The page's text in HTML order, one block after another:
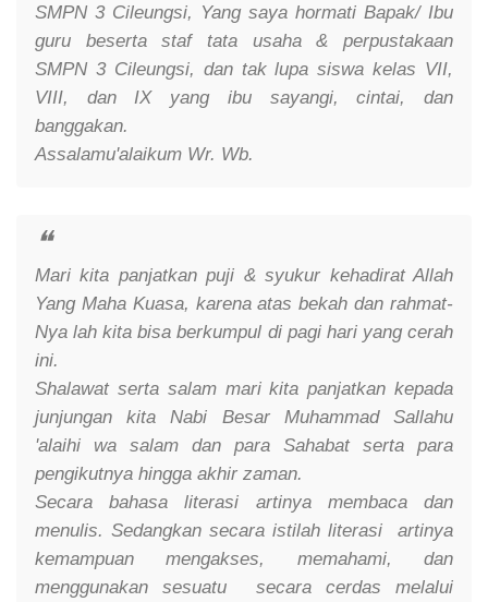
SMPN 3 Cileungsi, Yang saya hormati Bapak/ Ibu
guru beserta staf tata usaha & perpustakaan
SMPN 3 Cileungsi, dan tak lupa siswa kelas VII,
VIII, dan IX yang ibu sayangi, cintai, dan
banggakan.
Assalamu'alaikum Wr. Wb.
Mari kita panjatkan puji & syukur kehadirat Allah
Yang Maha Kuasa, karena atas bekah dan rahmat-
Nya lah kita bisa berkumpul di pagi hari yang cerah
ini.
Shalawat serta salam mari kita panjatkan kepada
junjungan kita Nabi Besar Muhammad Sallahu
'alaihi wa salam dan para Sahabat serta para
pengikutnya hingga akhir zaman.
Secara bahasa literasi artinya membaca dan
menulis. Sedangkan secara istilah literasi artinya
kemampuan mengakses, memahami, dan
menggunakan sesuatu secara cerdas melalui